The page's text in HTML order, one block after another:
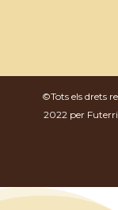
©Tots els drets
2022 per